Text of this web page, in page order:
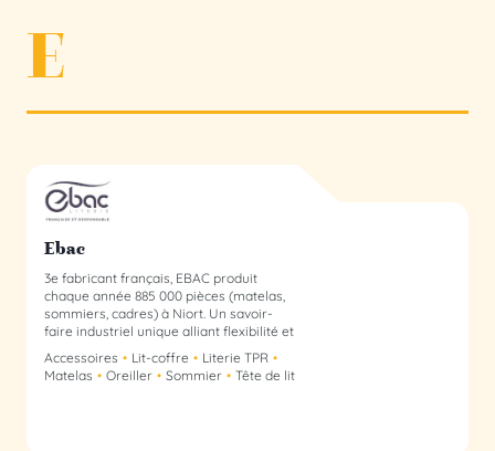
E
Ebac membre du collectif
Ebac
3e fabricant français, EBAC produit
chaque année 885 000 pièces (matelas,
sommiers, cadres) à Niort. Un savoir-
faire industriel unique alliant flexibilité et
Accessoires Lit-coffre
Literie TPR
Matelas
Oreiller Sommier Tête de lit